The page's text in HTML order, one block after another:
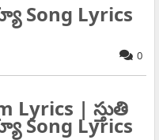
Song Lyrics
0
Lyrics | స్తుతి
Song Lyrics